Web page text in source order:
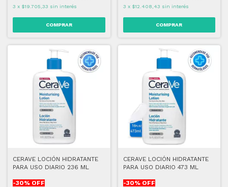
3 x $19.705,33 sin interés 3 x $12.408,43 sin interés
CERAVE LOCIÓN HIDRATANTE
PARA USO DIARIO 236 ML
-30% OFF
CERAVE LOCIÓN HIDRATANTE
PARA USO DIARIO 473 ML
-30% OFF